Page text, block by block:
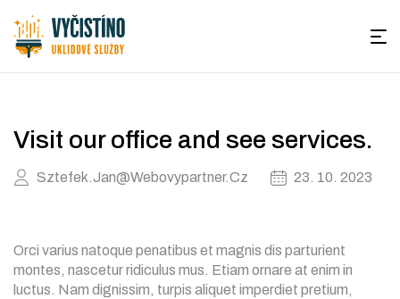
Úklid
a
firem
|
Visit our office and see services.
23. 10. 2023
Sztefek.jan@webovypartner.cz
Orci varius natoque penatibus et magnis dis parturient
montes, nascetur ridiculus mus. Etiam ornare at enim in
luctus. Nam dignissim, turpis aliquet imperdiet pretium,